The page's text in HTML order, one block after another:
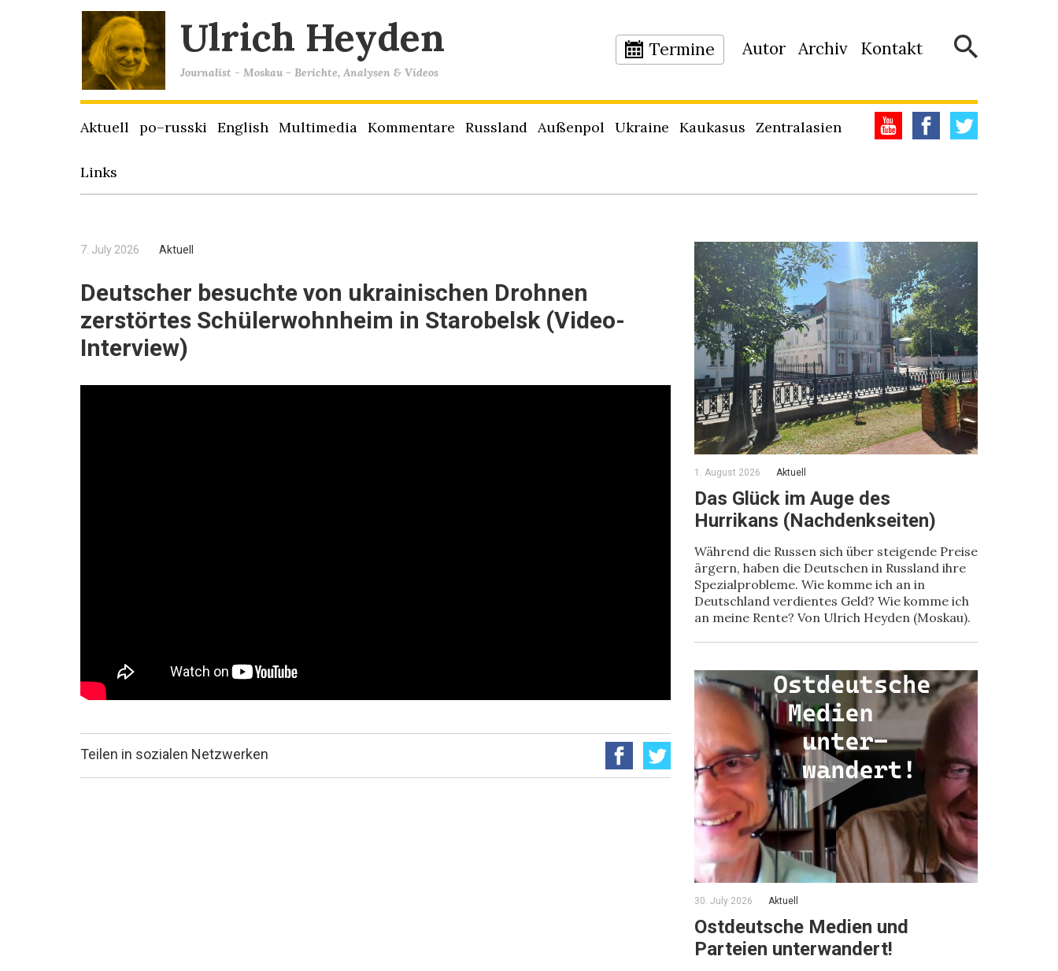
Ulrich Heyden
Journalist - Moskau - Berichte, Analysen & Videos
Termine Autor Archiv Kontakt
Aktuell po–russki English Multimedia Kommentare Russland Außenpol Ukraine Kaukasus Zentralasien
Links
7. July 2026 Aktuell
Deutscher besuchte von ukrainischen Drohnen
zerstörtes Schülerwohnheim in Starobelsk (Video-
Interview)
Teilen in sozialen Netzwerken
1. August 2026 Aktuell
Das Glück im Auge des
Hurrikans (Nachdenkseiten)
Während die Russen sich über steigende Preise
ärgern, haben die Deutschen in Russland ihre
Spezialprobleme. Wie komme ich an in
Deutschland verdientes Geld? Wie komme ich
an meine Rente? Von Ulrich Heyden (Moskau).
30. July 2026 Aktuell
Ostdeutsche Medien und
Parteien unterwandert!